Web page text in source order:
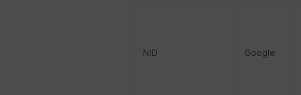
NID Google